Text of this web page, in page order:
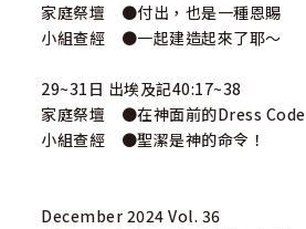
家庭祭壇 ●付出，也是一種恩賜
小組查經 ●一起建造起來了耶～
29~31日 出埃及記40:17~38
家庭祭壇 ●在神面前的Dress Code
小組查經 ●聖潔是神的命令！
December 2024 Vol. 36